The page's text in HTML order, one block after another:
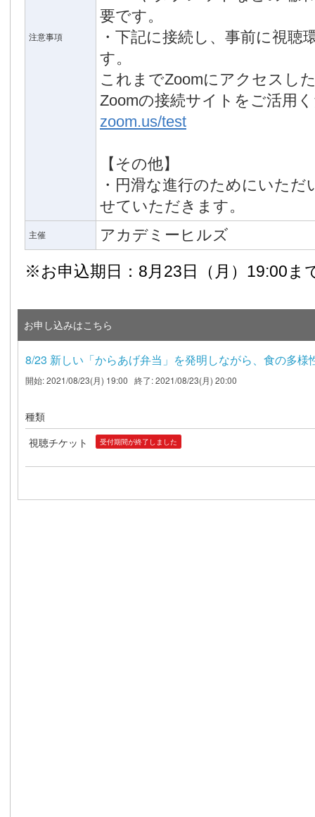
注意事項
要です。
・下記に接続し、事前に視
す。
これまでZoomにアクセスし
Zoomの接続サイトをご活用
zoom.us/test
【その他】
・円滑な進行のためにいた
せていただきます。
主催 アカデミーヒルズ
※お申込期日：8月23日（月）19:00ま